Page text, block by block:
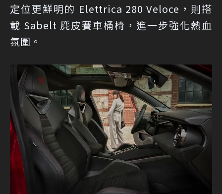
定位更鮮明的 Elettrica 280 Veloce，則搭
載 Sabelt 麂皮賽車桶椅，進一步強化熱血
氛圍。